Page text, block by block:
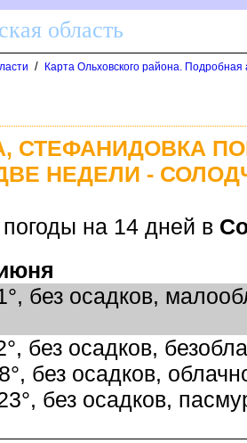
область
/
Карта Ольховского района.
СТЕФАНИДОВКА
НЕДЕЛИ -
погоды на 14 дней
без осадков,
без осадков,
без осадков,
без осадков,